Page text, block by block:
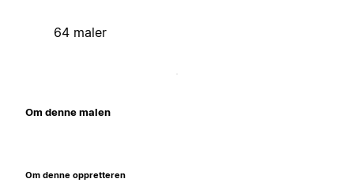
64 maler
Om denne malen
Om denne oppretteren